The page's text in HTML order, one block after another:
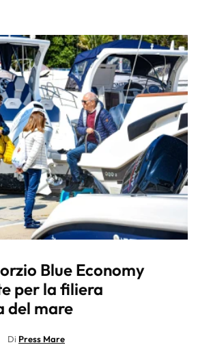
Blue Economy
per la filiera
del mare
Di Press Mare